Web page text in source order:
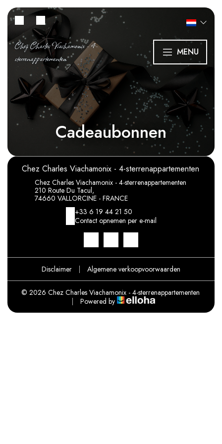
Chez Charles Viachamonix - 4-
sterrenappartementen
MENU
Cadeaubonnen
Chez Charles Viachamonix - 4-sterrenappartementen
Chez Charles Viachamonix - 4-sterrenappartementen
210 Route Du Tacul,
74660 VALLORCINE - FRANCE
+33 6 19 44 21 50
Contact opnemen per e-mail
Disclaimer Algemene verkoopvoorwaarden
© 2026 Chez Charles Viachamonix - 4-sterrenappartementen
Powered by